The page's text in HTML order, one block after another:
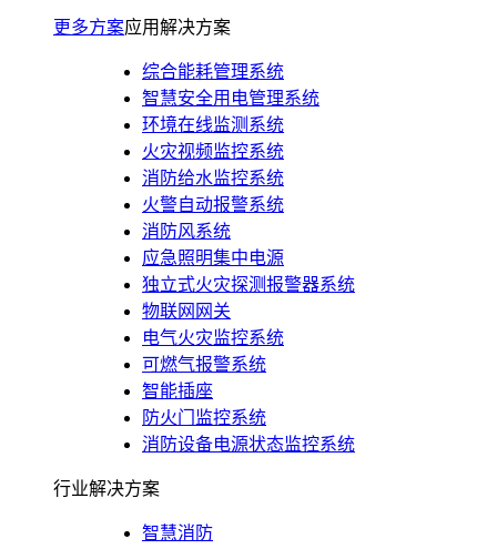
更多方案应用解决方案
综合能耗管理系统
智慧安全用电管理系统
环境在线监测系统
火灾视频监控系统
消防给水监控系统
火警自动报警系统
消防风系统
应急照明集中电源
独立式火灾探测报警器系统
物联网网关
电气火灾监控系统
可燃气报警系统
智能插座
防火门监控系统
消防设备电源状态监控系统
行业解决方案
智慧消防